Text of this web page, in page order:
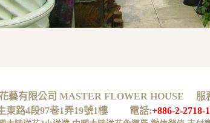
藝有限公司 MASTER FLOWER HOUSE 服
東路4段97巷1弄19號1樓 電話:+886-2-